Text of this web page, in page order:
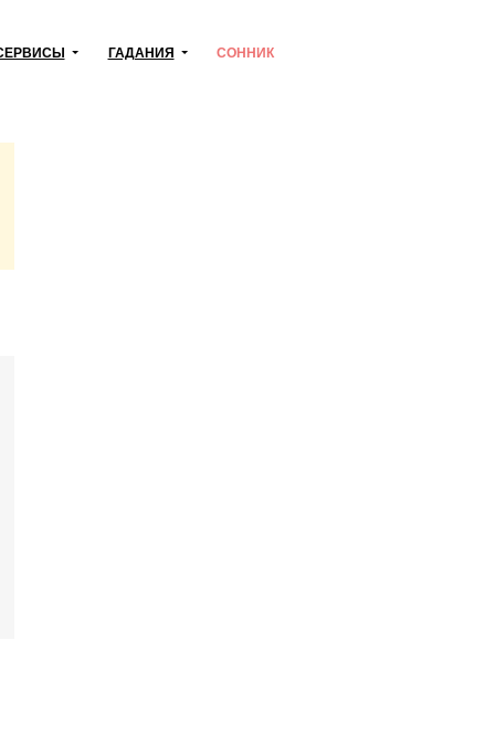
ГАДАНИЯ СОННИК